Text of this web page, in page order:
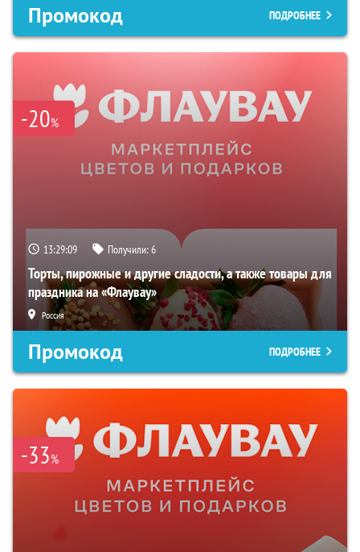
Промокод ПОДРОБНЕЕ
-20%
13:29:08 Получили:6
Торты, пирожные и другие сладости, а также товары для
праздника на «Флаувау»
Россия
Промокод ПОДРОБНЕЕ
-33%